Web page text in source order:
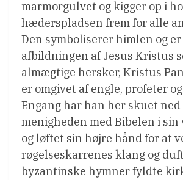
marmorgulvet og kigger op i
hæderspladsen frem for alle
Den symboliserer himlen og
afbildningen af Jesus Kristus
almægtige hersker, Kristus
er omgivet af engle, profeter
Engang har han her skuet ned
menigheden med Bibelen i
og løftet sin højre hånd for at
røgelseskarrenes klang og
byzantinske hymner fyldte